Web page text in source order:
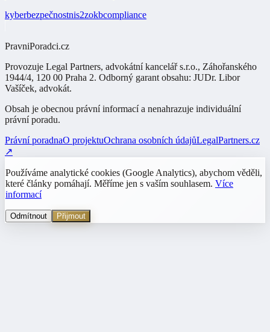
kyberbezpečnostnis2zokbcompliance
PravniPoradci.cz
Provozuje Legal Partners, advokátní kancelář s.r.o., Záhořanského
1944/4, 120 00 Praha 2. Odborný garant obsahu: JUDr. Libor
Vašíček, advokát.
Obsah je obecnou právní informací a nenahrazuje individuální
právní poradu.
Právní poradnaO projektuOchrana osobních údajůLegalPartners.cz
↗
Používáme analytické cookies (Google Analytics), abychom věděli,
které články pomáhají. Měříme jen s vaším souhlasem. Více
informací
Odmítnout Přijmout